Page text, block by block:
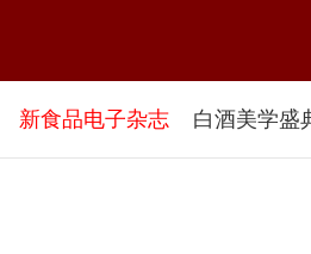
新食品电子杂志 白酒美学盛